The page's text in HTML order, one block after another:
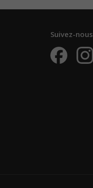
Suivez-nous